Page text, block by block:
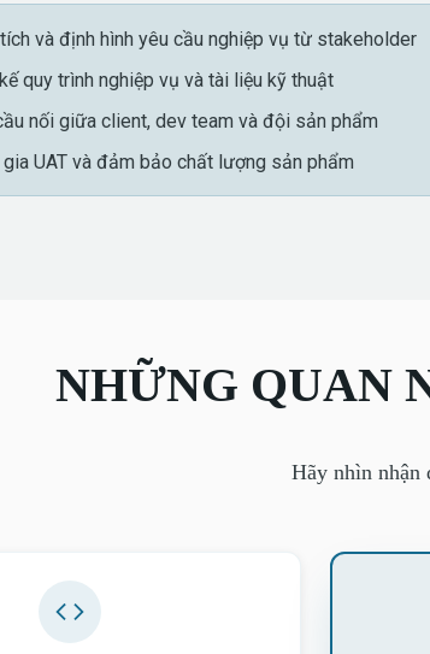
tích và định hình yêu cầu nghiệp vụ từ stakeholder
quy trình nghiệp vụ và tài liệu kỹ thuật
nối giữa client, dev team và đội sản phẩm
gia UAT và đảm bảo chất lượng sản phẩm
NHỮNG QUAN
Hãy nhìn nhận